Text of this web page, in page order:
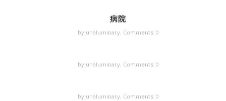
病院
by unaluminary, Comments: 0
by unaluminary, Comments: 0
by unaluminary, Comments: 0